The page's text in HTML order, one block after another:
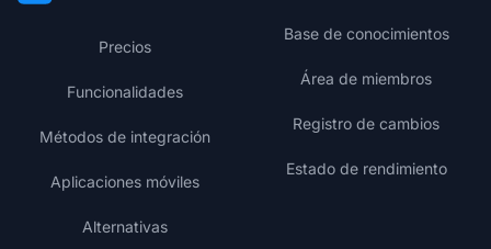
Precios
Funcionalidades
Métodos de integración
Aplicaciones móviles
Alternativas
Base de conocimientos
Área de miembros
Registro de cambios
Estado de rendimiento